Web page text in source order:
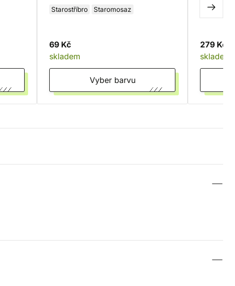
Starostříbro Staromosaz
69 Kč
skladem
Vyber barvu
279 Kč
skladem